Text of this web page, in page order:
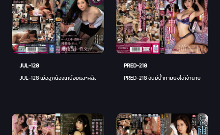
JUL-128
JUL-128 เมื่อลูกน้องเหนื่อยและผล็อยหลับไป เจ้านายหญิงที่เข้มงวดก็เผยโฉมหน้าที่แท้จริงข
PRED-218
PRED-218 ฉันมีน้ำกามยิงใส่เจ้านายหญิงข